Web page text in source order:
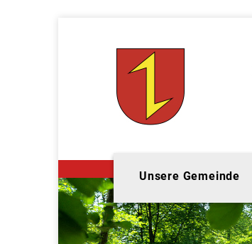
Unsere Gemeinde